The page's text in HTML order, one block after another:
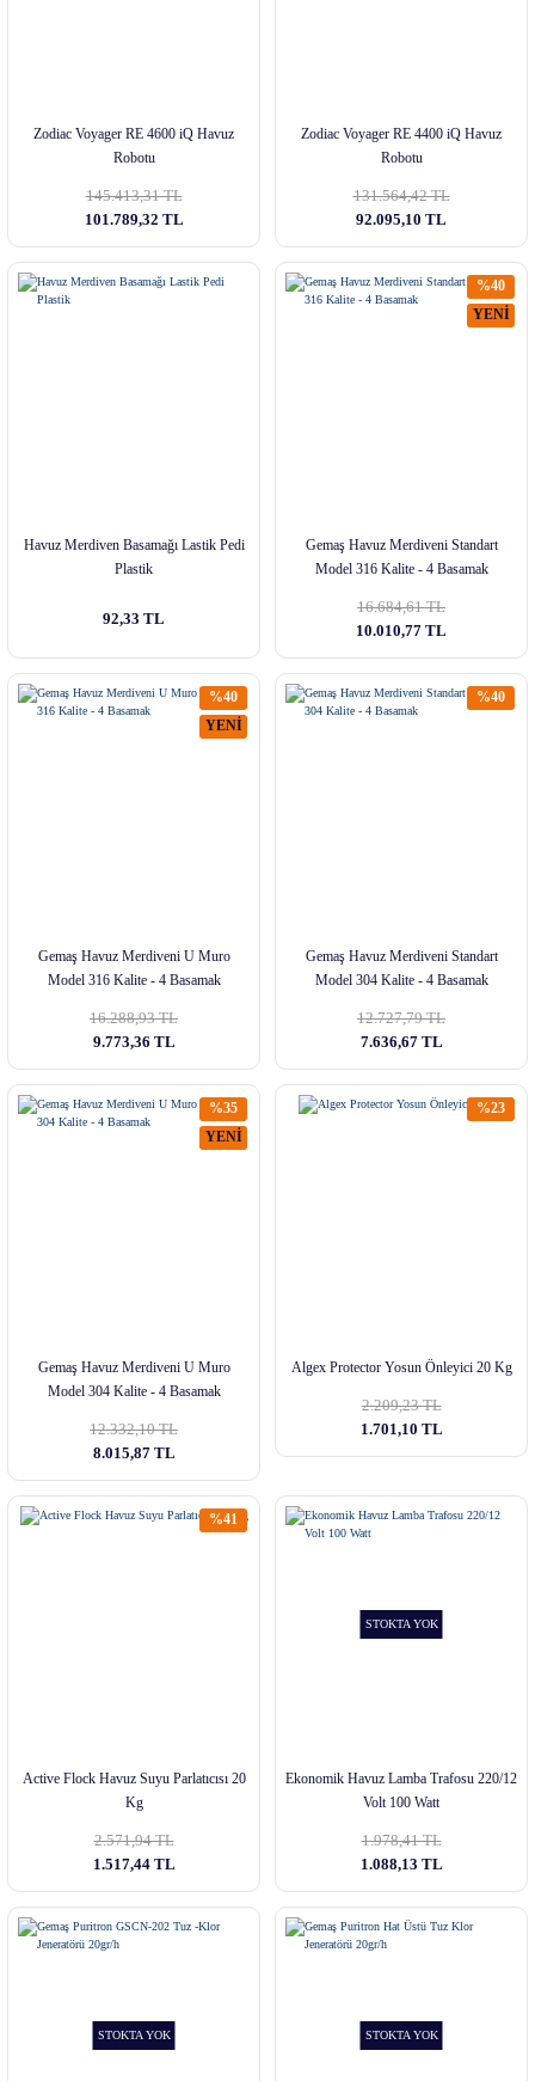
Zodiac Voyager RE 4600 iQ Havuz
Robotu
145.413,31 TL
101.789,32 TL
Zodiac Voyager RE 4400 iQ Havuz
Robotu
131.564,42 TL
92.095,10 TL
Havuz Merdiven Basamağı Lastik Pedi
Plastik
92,33 TL
%40
YENİ
Gemaş Havuz Merdiveni Standart
Model 316 Kalite - 4 Basamak
16.684,61 TL
10.010,77 TL
%40
YENİ
Gemaş Havuz Merdiveni U Muro
Model 316 Kalite - 4 Basamak
16.288,93 TL
9.773,36 TL
%40
Gemaş Havuz Merdiveni Standart
Model 304 Kalite - 4 Basamak
12.727,79 TL
7.636,67 TL
%35
YENİ
Gemaş Havuz Merdiveni U Muro
Model 304 Kalite - 4 Basamak
12.332,10 TL
8.015,87 TL
%23
Algex Protector Yosun Önleyici 20 Kg
2.209,23 TL
1.701,10 TL
%41
Active Flock Havuz Suyu Parlatıcısı 20
Kg
2.571,94 TL
1.517,44 TL
STOKTA YOK
Ekonomik Havuz Lamba Trafosu 220/12
Volt 100 Watt
1.978,41 TL
1.088,13 TL
STOKTA YOK STOKTA YOK